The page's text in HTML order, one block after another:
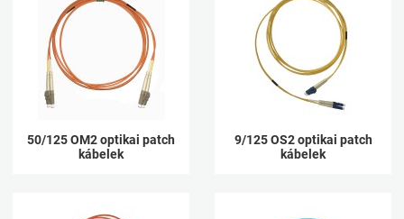
50/125 OM2 optikai patch
kábelek
9/125 OS2 optikai patch
kábelek